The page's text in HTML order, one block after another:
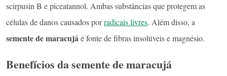
scirpusin B e piceatannol. Ambas substâncias que protegem as
células de danos causados porradicais livres. Além disso, a
semente de maracujáé fonte de fibras insolúveis e magnésio.
Benefícios da semente de maracujá